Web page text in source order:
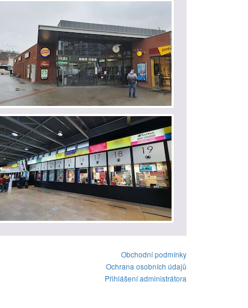
Obchodní podmínky
Ochrana osobních údajů
Přihlášení administrátora